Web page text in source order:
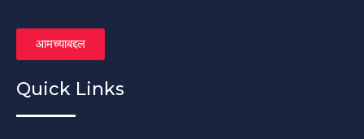
आमच्याबद्दल
Quick Links